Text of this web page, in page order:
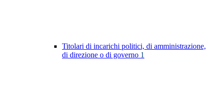
Titolari di incarichi politici, di amministrazione,
di direzione o di governo 1